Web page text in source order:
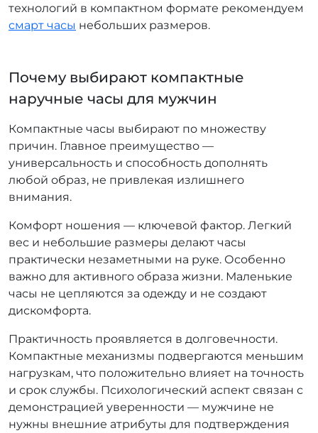
технологий в компактном формате рекомендуем
смарт часы небольших размеров.
Почему выбирают компактные
наручные часы для мужчин
Компактные часы выбирают по множеству
причин. Главное преимущество —
универсальность и способность дополнять
любой образ, не привлекая излишнего
внимания.
Комфорт ношения — ключевой фактор. Легкий
вес и небольшие размеры делают часы
практически незаметными на руке. Особенно
важно для активного образа жизни. Маленькие
часы не цепляются за одежду и не создают
дискомфорта.
Практичность проявляется в долговечности.
Компактные механизмы подвергаются меньшим
нагрузкам, что положительно влияет на точность
и срок службы. Психологический аспект связан с
демонстрацией уверенности — мужчине не
нужны внешние атрибуты для подтверждения